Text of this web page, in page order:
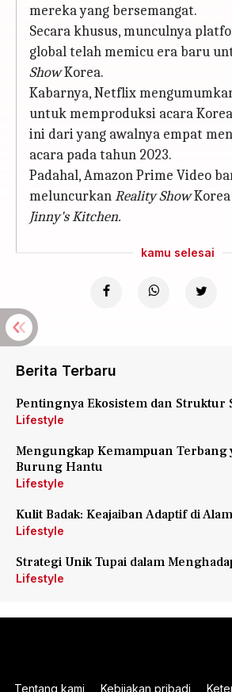
mereka yang bersemangat.
Secara khusus, munculnya
global telah memicu era baru
ShowKorea.
Kabarnya, Netflix
untuk memproduksi acara
ini dari yang awalnya empat
acara pada tahun 2023.
Padahal, Amazon Prime Video
meluncurkanReality ShowKorea
Jinny's Kitchen.
kamu selesai
Berita Terbaru
Pentingnya Ekosistem dan Struktur
Lifestyle
Mengungkap Kemampuan Terbang
Burung Hantu
Lifestyle
Kulit Badak: Keajaiban Adaptif di
Lifestyle
Strategi Unik Tupai dalam
Lifestyle
Tentang kami Kebijakan pribadi